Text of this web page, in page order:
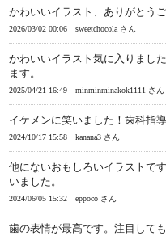
かわいいイラスト、ありがとうご
2026/03/02 00:06 sweetchocola さん
かわいいイラスト気に入りまし
ます。
2025/04/21 16:49 minminminakok1111 さん
イケメンに笑いました！歯科指
2024/10/17 15:58 kanana3 さん
他にないおもしろいイラストで
いました。
2024/06/05 15:32 eppoco さん
歯の表情が最高です。注目して